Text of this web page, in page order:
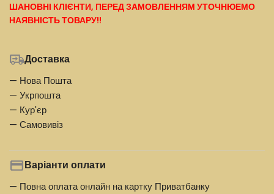
ШАНОВНІ КЛІЄНТИ, ПЕРЕД ЗАМОВЛЕННЯМ УТОЧНЮЕМО
НАЯВНІСТЬ ТОВАРУ!!
Доставка
— Нова Пошта
— Укрпошта
— Кур'єр
— Самовивіз
Варіанти оплати
— Повна оплата онлайн на картку Приватбанку